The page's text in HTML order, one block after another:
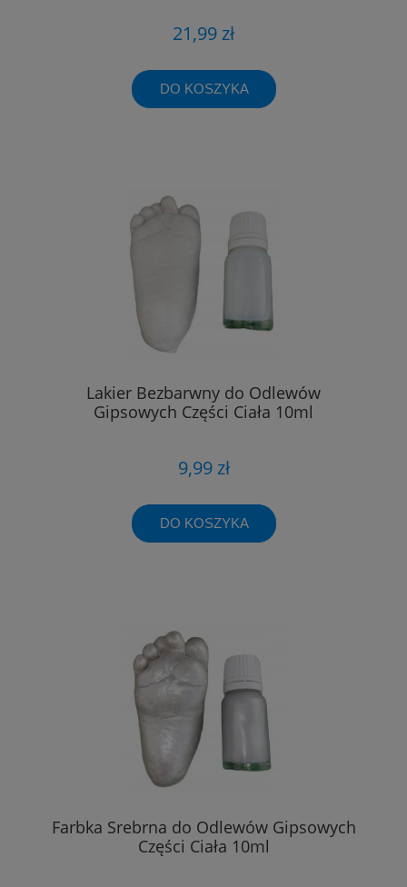
21,99 zł
DO KOSZYKA
Lakier Bezbarwny do Odlewów
Gipsowych Części Ciała 10ml
9,99 zł
DO KOSZYKA
Farbka Srebrna do Odlewów Gipsowych
Części Ciała 10ml